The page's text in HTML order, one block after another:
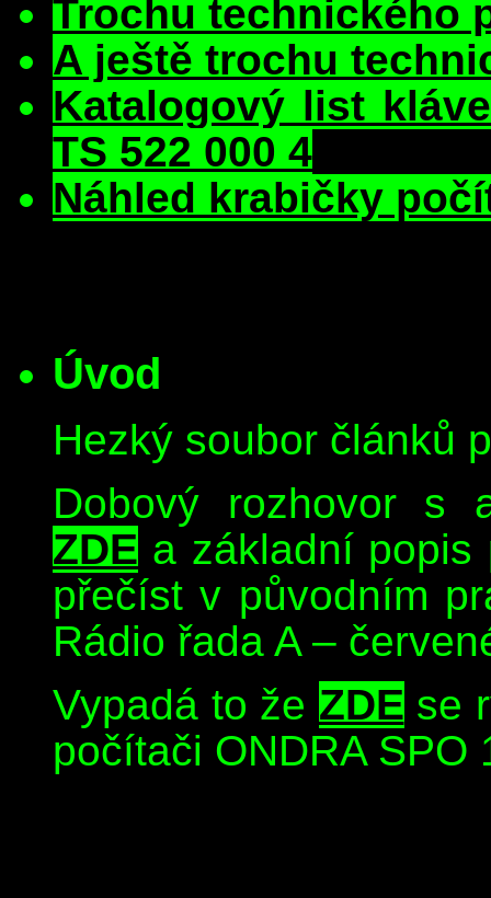
Trochu technického
A ještě trochu
Katalogový list
TS 522 000 4
Náhled krabičky
Úvod
Hezký soubor článků
Dobový rozhovor s
ZDE a základní
přečíst v původním
Rádio řada A –
Vypadá to že ZDE se
počítači ONDRA SPO